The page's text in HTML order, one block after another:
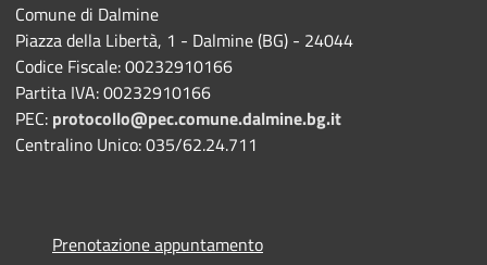
Comune di Dalmine
Piazza della Libertà, 1 - Dalmine (BG) - 24044
Codice Fiscale: 00232910166
Partita IVA: 00232910166
PEC: protocollo@pec.comune.dalmine.bg.it
Centralino Unico: 035/62.24.711
Prenotazione appuntamento